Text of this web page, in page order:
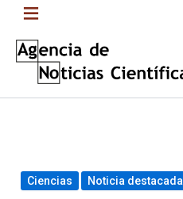
Saltar
contenido
Ciencias Noticia destacada